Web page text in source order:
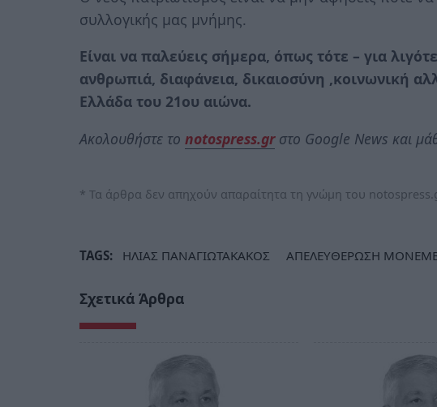
συλλογικής μας μνήμης.
Είναι να παλεύεις σήμερα, όπως τότε – για
ανθρωπιά, διαφάνεια, δικαιοσύνη ,κοινωνική
Ελλάδα του 21ου αιώνα.
Ακολουθήστε το notospress.grστο Google News και
* Τα άρθρα δεν απηχούν απαραίτητα τη γνώμη του
TAGS: ΗΛΙΑΣ ΠΑΝΑΓΙΩΤΑΚΑΚΟΣ ΑΠΕΛΕΥΘΕΡΩΣΗ
Σχετικά Άρθρα